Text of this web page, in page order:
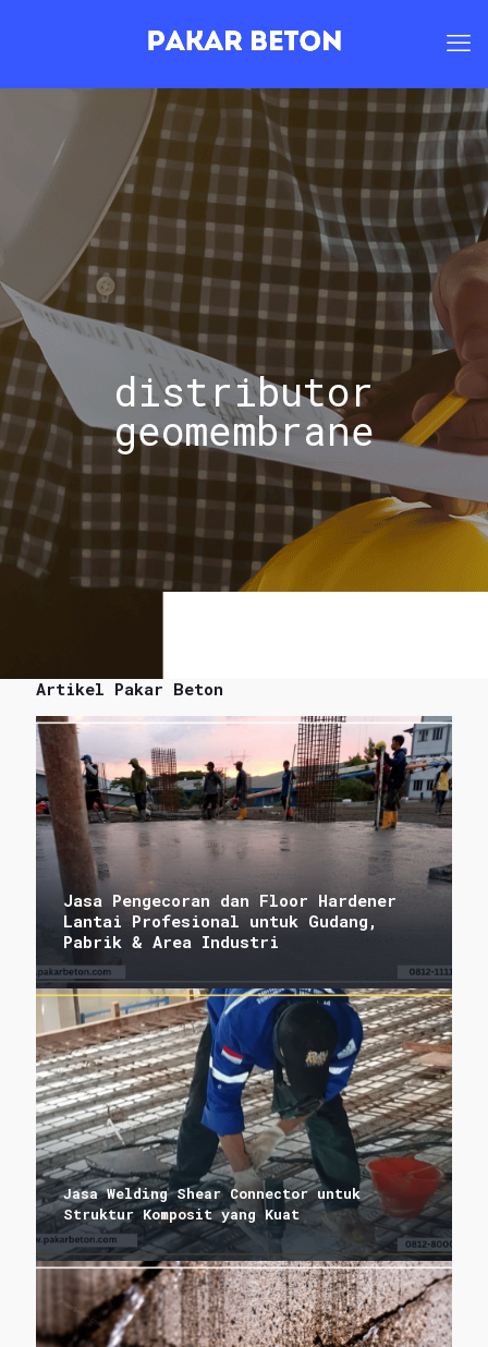
distributor
geomembrane
Artikel Pakar Beton
Jasa Pengecoran dan Floor Hardener
Lantai Profesional untuk Gudang,
Pabrik & Area Industri
Jasa Welding Shear Connector untuk
Struktur Komposit yang Kuat